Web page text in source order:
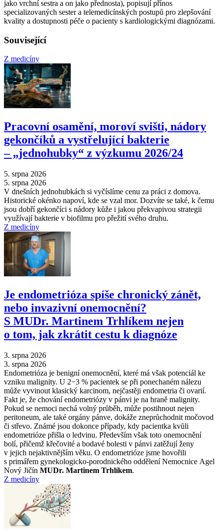
jako vrchní sestra a on jako přednosta), popisují přínos
specializovaných sester a telemedicínských postupů pro zlepšování
kvality a dostupnosti péče o pacienty s kardiologickými diagnózami.
Související
Z medicíny
Pracovní osamění, moroví svišti, nádory
gekončíků a vystřelující bakterie
–⁠ „jednohubky“ z výzkumu 2026/24
5. srpna 2026
5. srpna 2026
V dnešních jednohubkách si vyčíslíme cenu za práci z domova.
Historické okénko napoví, kde se vzal mor. Dozvíte se také, k čemu
jsou dobří gekončíci s nádory kůže i jakou překvapivou strategii
využívají bakterie v biofilmu pro přežití svého druhu.
Z medicíny
Je endometrióza spíše chronický zánět,
nebo invazivní onemocnění?
S MUDr. Martinem Trhlíkem nejen
o tom, jak zkrátit cestu k diagnóze
3. srpna 2026
3. srpna 2026
Endometrióza je benigní onemocnění, které má však potenciál ke
vzniku malignity. U 2−3 % pacientek se při ponechaném nálezu
může vyvinout klasický karcinom, nejčastěji endometria či ovarií.
Fakt je, že chování endometriózy v pánvi je na hraně malignity.
Pokud se nemoci nechá volný průběh, může postihnout nejen
peritoneum, ale také orgány pánve, dokáže zneprůchodnit močovod
či střevo. Známé jsou dokonce případy, kdy pacientka kvůli
endometrióze přišla o ledvinu. Především však toto onemocnění
bolí, přičemž křečovité a bodavé bolesti v pánvi zatěžují ženy
v jejich nejaktivnějším věku. O endometrióze jsme hovořili
s primářem gynekologicko-porodnického oddělení Nemocnice Agel
Nový Jičín MUDr. Martinem Trhlíkem.
Z medicíny